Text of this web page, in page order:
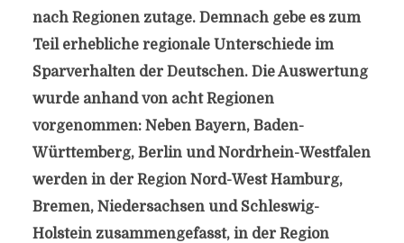
nach Regionen zutage. Demnach gebe es zum
Teil erhebliche regionale Unterschiede im
Sparverhalten der Deutschen. Die Auswertung
wurde anhand von acht Regionen
vorgenommen: Neben Bayern, Baden-
Württemberg, Berlin und Nordrhein-Westfalen
werden in der Region Nord-West Hamburg,
Bremen, Niedersachsen und Schleswig-
Holstein zusammengefasst, in der Region